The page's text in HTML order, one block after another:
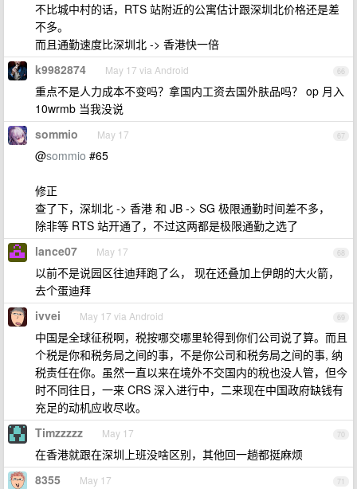
不比城中村的话，RTS 站附近的公寓估计跟深圳北价格还是差
不多。
而且通勤速度比深圳北 -> 香港快一倍
66
k9982874 May 17 via Android
重点不是人力成本不变吗？拿国内工资去国外肤品吗？ op 月入
10wrmb 当我没说
67
sommio May 17
@sommio #65
修正
查了下，深圳北 -> 香港 和 JB -> SG 极限通勤时间差不多，
除非等 RTS 站开通了，不过这两都是极限通勤之选了
68
lance07 May 17
以前不是说园区往迪拜跑了么， 现在还叠加上伊朗的大火箭，
去个蛋迪拜
69
ivvei May 17 via Android
中国是全球征税啊，税按哪交哪里轮得到你们公司说了算。而且
个税是你和税务局之间的事，不是你公司和税务局之间的事, 纳
税责任在你。虽然一直以来在境外不交国内的稅也没人管，但今
时不同往日，一来 CRS 深入进行中，二来现在中国政府缺钱有
充足的动机应收尽收。
70
Timzzzzz May 17
在香港就跟在深圳上班没啥区别，其他回一趟都挺麻烦
71
8355 May 17